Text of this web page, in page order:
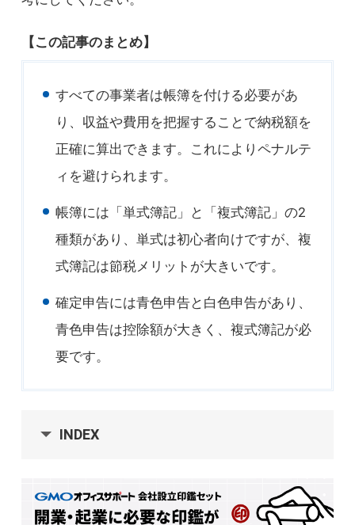
【この記事のまとめ】
すべての事業者は帳簿を付ける必要があ
り、収益や費用を把握することで納税額を
正確に算出できます。これによりペナルテ
ィを避けられます。
帳簿には「単式簿記」と「複式簿記」の2
種類があり、単式は初心者向けですが、複
式簿記は節税メリットが大きいです。
確定申告には青色申告と白色申告があり、
青色申告は控除額が大きく、複式簿記が必
要です。
INDEX